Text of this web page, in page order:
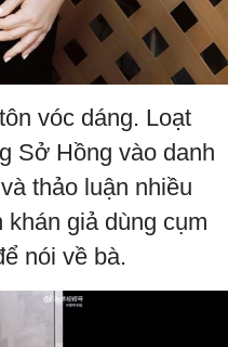
vóc dáng. Loạt
Sở Hồng vào danh
thảo luận nhiều
giả dùng cụm
nói về bà.